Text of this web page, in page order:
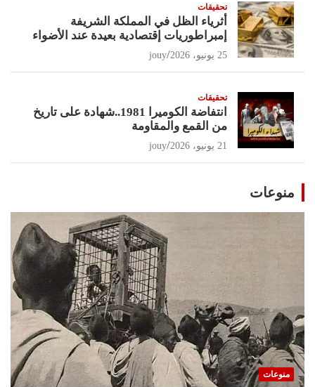
تحقيقات
أثرياء الظل في المملكة الشريفة
إمبراطوريات إقتصادية بعيدة عند الأضواء
25 يونيو، 2026 jouy
تحقيقات
انتفاضة الكوميرا 1981..شهادة على تاريخ
من القمع والمقاومة
21 يونيو، 2026 jouy
منوعات
منوعات